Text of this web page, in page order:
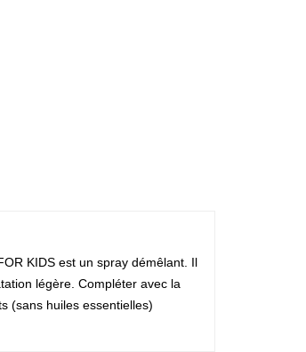
KIDS est un spray démêlant. Il
légère. Compléter avec la
(sans huiles essentielles)